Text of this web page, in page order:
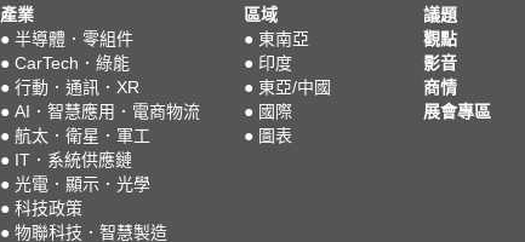
產業
● 半導體．零組件
● CarTech．綠能
● 行動．通訊．XR
● AI．智慧應用．電商物流
● 航太．衛星．軍工
● IT．系統供應鏈
● 光電．顯示．光學
● 科技政策
● 物聯科技．智慧製造
區域
● 東南亞
● 印度
● 東亞/中國
● 國際
● 圖表
議題
觀點
影音
商情
展會專區